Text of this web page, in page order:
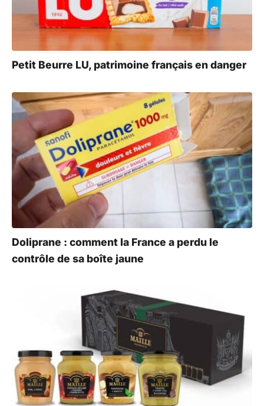
Petit Beurre LU, patrimoine français en danger
Doliprane : comment la France a perdu le
contrôle de sa boîte jaune